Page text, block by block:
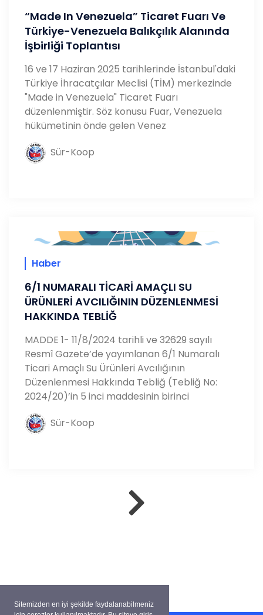
Sitemizden en iyi şekilde faydalanabilmeniz
“Made In Venezuela” Ticaret Fuarı Ve
Türkiye-Venezuela Balıkçılık Alanında
İşbirliği Toplantısı
16 ve 17 Haziran 2025 tarihlerinde İstanbul'daki
Türkiye İhracatçılar Meclisi (TİM) merkezinde
"Made in Venezuela" Ticaret Fuarı
düzenlenmiştir. Söz konusu Fuar, Venezuela
hükümetinin önde gelen Venez
Sür-Koop
Haber
6/1 NUMARALI TİCARİ AMAÇLI SU
ÜRÜNLERİ AVCILIĞININ DÜZENLENMESİ
HAKKINDA TEBLİĞ
MADDE 1- 11/8/2024 tarihli ve 32629 sayılı
Resmî Gazete’de yayımlanan 6/1 Numaralı
Ticari Amaçlı Su Ürünleri Avcılığının
Düzenlenmesi Hakkında Tebliğ (Tebliğ No:
2024/20)’in 5 inci maddesinin birinci
Sür-Koop